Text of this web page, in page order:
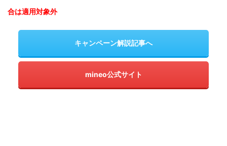
合は適用対象外
キャンペーン解説記事へ
mineo公式サイト